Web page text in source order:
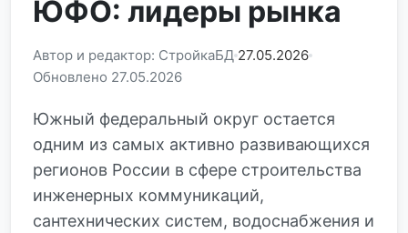
ЮФО: лидеры рынка
Автор и редактор: СтройкаБД 27.05.2026
Обновлено 27.05.2026
Южный федеральный округ остается
одним из самых активно развивающихся
регионов России в сфере строительства
инженерных коммуникаций,
сантехнических систем, водоснабжения и